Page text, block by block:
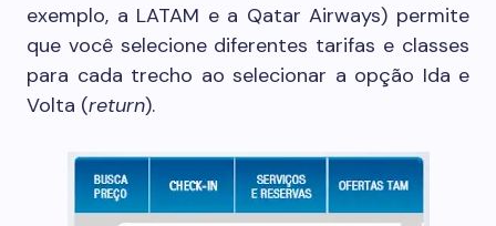
exemplo, a LATAM e a Qatar Airways) permite
que você selecione diferentes tarifas e classes
para cada trecho ao selecionar a opção Ida e
Volta (return).